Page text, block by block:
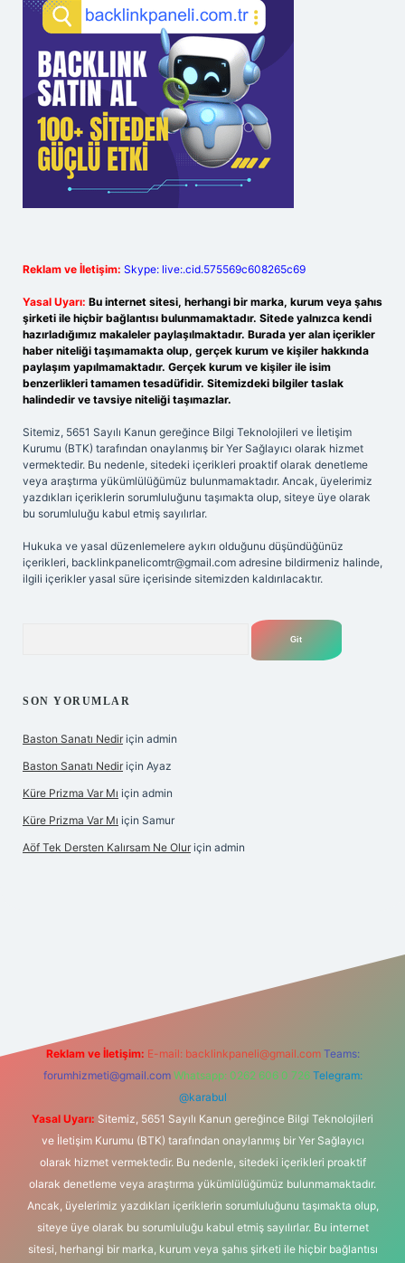
Reklam ve İletişim: Skype: live:.cid.575569c608265c69
Yasal Uyarı: Bu internet sitesi, herhangi bir marka, kurum veya şahıs
şirketi ile hiçbir bağlantısı bulunmamaktadır. Sitede yalnızca kendi
hazırladığımız makaleler paylaşılmaktadır. Burada yer alan içerikler
haber niteliği taşımamakta olup, gerçek kurum ve kişiler hakkında
paylaşım yapılmamaktadır. Gerçek kurum ve kişiler ile isim
benzerlikleri tamamen tesadüfidir. Sitemizdeki bilgiler taslak
halindedir ve tavsiye niteliği taşımazlar.
Sitemiz, 5651 Sayılı Kanun gereğince Bilgi Teknolojileri ve İletişim
Kurumu (BTK) tarafından onaylanmış bir Yer Sağlayıcı olarak hizmet
vermektedir. Bu nedenle, sitedeki içerikleri proaktif olarak denetleme
veya araştırma yükümlülüğümüz bulunmamaktadır. Ancak, üyelerimiz
yazdıkları içeriklerin sorumluluğunu taşımakta olup, siteye üye olarak
bu sorumluluğu kabul etmiş sayılırlar.
Hukuka ve yasal düzenlemelere aykırı olduğunu düşündüğünüz
içerikleri, backlinkpanelicomtr@gmail.com adresine bildirmeniz halinde,
ilgili içerikler yasal süre içerisinde sitemizden kaldırılacaktır.
SON YORUMLAR
Baston Sanatı Nedir için admin
Baston Sanatı Nedir için Ayaz
Küre Prizma Var Mı için admin
Küre Prizma Var Mı için Samur
Aöf Tek Dersten Kalırsam Ne Olur için admin
Reklam ve İletişim: E-mail: backlinkpaneli@gmail.com Teams:
forumhizmeti@gmail.com Whatsapp: 0262 606 0 726 Telegram:
@karabul
Yasal Uyarı: Sitemiz, 5651 Sayılı Kanun gereğince Bilgi Teknolojileri
ve İletişim Kurumu (BTK) tarafından onaylanmış bir Yer Sağlayıcı
olarak hizmet vermektedir. Bu nedenle, sitedeki içerikleri proaktif
olarak denetleme veya araştırma yükümlülüğümüz bulunmamaktadır.
Ancak, üyelerimiz yazdıkları içeriklerin sorumluluğunu taşımakta olup,
siteye üye olarak bu sorumluluğu kabul etmiş sayılırlar. Bu internet
sitesi, herhangi bir marka, kurum veya şahıs şirketi ile hiçbir bağlantısı